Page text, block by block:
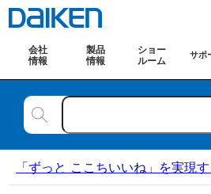
会社
情報
製品
情報
ショー
ルーム
サポ
「ずっと ここちいいね」を実現